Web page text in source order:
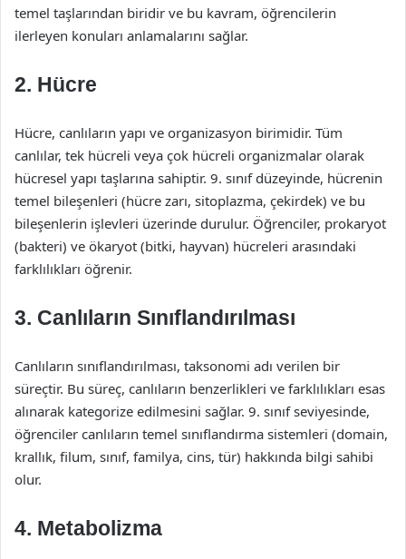
temel taşlarından biridir ve bu kavram, öğrencilerin
ilerleyen konuları anlamalarını sağlar.
2. Hücre
Hücre, canlıların yapı ve organizasyon birimidir. Tüm
canlılar, tek hücreli veya çok hücreli organizmalar olarak
hücresel yapı taşlarına sahiptir. 9. sınıf düzeyinde, hücrenin
temel bileşenleri (hücre zarı, sitoplazma, çekirdek) ve bu
bileşenlerin işlevleri üzerinde durulur. Öğrenciler, prokaryot
(bakteri) ve ökaryot (bitki, hayvan) hücreleri arasındaki
farklılıkları öğrenir.
3. Canlıların Sınıflandırılması
Canlıların sınıflandırılması, taksonomi adı verilen bir
süreçtir. Bu süreç, canlıların benzerlikleri ve farklılıkları esas
alınarak kategorize edilmesini sağlar. 9. sınıf seviyesinde,
öğrenciler canlıların temel sınıflandırma sistemleri (domain,
krallık, filum, sınıf, familya, cins, tür) hakkında bilgi sahibi
olur.
4. Metabolizma